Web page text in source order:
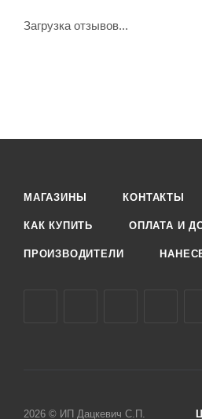
Загрузка отзывов...
МАГАЗИНЫ КОНТАКТЫ
КАК КУПИТЬ ОПЛАТА И
ПРОИЗВОДИТЕЛИ
2026 © ИП Дацкевич С.П.